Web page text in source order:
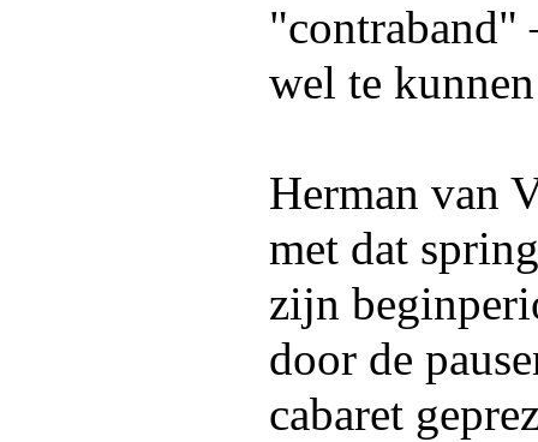
"contraband"
wel te
Herman van
met dat
zijn
door de
cabaret